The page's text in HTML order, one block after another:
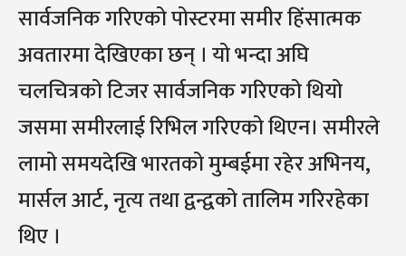
सार्वजनिक गरिएको पोस्टरमा समीर हिंसात्मक
अवतारमा देखिएका छन् । यो भन्दा अघि
चलचित्रको टिजर सार्वजनिक गरिएको थियो
जसमा समीरलाई रिभिल गरिएको थिएन। समीरले
लामो समयदेखि भारतको मुम्बईमा रहेर अभिनय,
मार्सल आर्ट, नृत्य तथा द्वन्द्वको तालिम गरिरहेका
थिए ।